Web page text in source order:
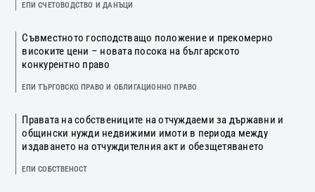
ЕПИ СЧЕТОВОДСТВО И ДАНЪЦИ
Съвместното господстващо положение и прекомерно
високите цени – новата посока на българското
конкурентно право
ЕПИ ТЪРГОВСКО ПРАВО И ОБЛИГАЦИОННО ПРАВО
Правата на собствениците на отчуждаеми за държавни и
общински нужди недвижими имоти в периода между
издаването на отчуждителния акт и обезщетяването
ЕПИ СОБСТВЕНОСТ